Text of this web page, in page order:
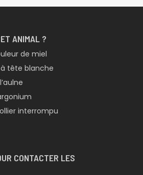
ANIMAL ?
de miel
tête blanche
interrompu
CONTACTER LES